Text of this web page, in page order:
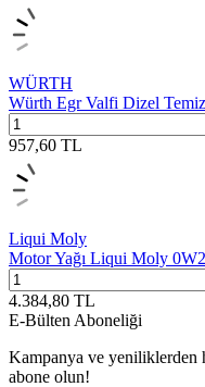
WÜRTH
Würth Egr Valfi Dizel
957,60 TL
Liqui Moly
Motor Yağı Liqui Moly
4.384,80 TL
E-Bülten Aboneliği
Kampanya ve yeniliklerden
abone olun!